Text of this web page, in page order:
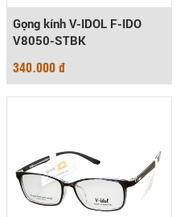
Gọng kính V-IDOL F-IDO
V8050-STBK
340.000 đ